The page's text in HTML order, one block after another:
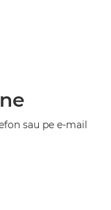
sau pe e-mail